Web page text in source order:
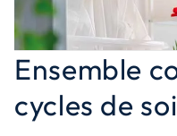
Ensemble
cycles de